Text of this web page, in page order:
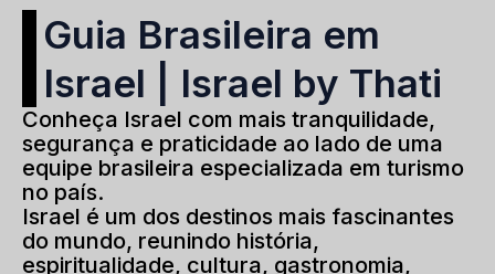
Guia Brasileira em
Israel | Israel by Thati
Conheça Israel com mais tranquilidade,
segurança e praticidade ao lado de uma
equipe brasileira especializada em turismo
no país.
Israel é um dos destinos mais fascinantes
do mundo, reunindo história,
espiritualidade, cultura, gastronomia,